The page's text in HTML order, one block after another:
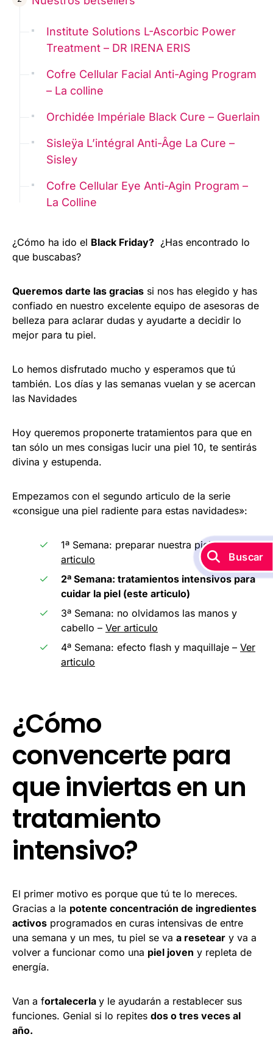
Institute Solutions L-Ascorbic Power
Treatment – DR IRENA ERIS
Cofre Cellular Facial Anti-Aging Program
– La colline
Orchidée Impériale Black Cure – Guerlain
Sisleÿa L’intégral Anti-Âge La Cure –
Sisley
Cofre Cellular Eye Anti-Agin Program –
La Colline
¿Cómo ha ido el Black Friday? ¿Has encontrado lo
que buscabas?
Queremos darte las gracias si nos has elegido y has
confiado en nuestro excelente equipo de asesoras de
belleza para aclarar dudas y ayudarte a decidir lo
mejor para tu piel.
Lo hemos disfrutado mucho y esperamos que tú
también. Los días y las semanas vuelan y se acercan
las Navidades
Hoy queremos proponerte tratamientos para que en
tan sólo un mes consigas lucir una piel 10, te sentirás
divina y estupenda.
Empezamos con el segundo articulo de la serie
«consigue una piel radiente para estas navidades»:
1ª Semana: preparar nuestra piel –Ver
articulo
2ª Semana: tratamientos intensivos para
cuidar la piel (este articulo)
3ª Semana: no olvidamos las manos y
cabello – Ver articulo
4ª Semana: efecto flash y maquillaje – Ver
articulo
¿Cómo
convencerte para
que inviertas en un
tratamiento
intensivo?
El primer motivo es porque que tú te lo mereces.
Gracias a la potente concentración de ingredientes
activos programados en curas intensivas de entre
una semana y un mes, tu piel se va a resetear y va a
volver a funcionar como una piel joven y repleta de
energía.
Van a fortalecerla y le ayudarán a restablecer sus
funciones. Genial si lo repites dos o tres veces al
año.
Buscar